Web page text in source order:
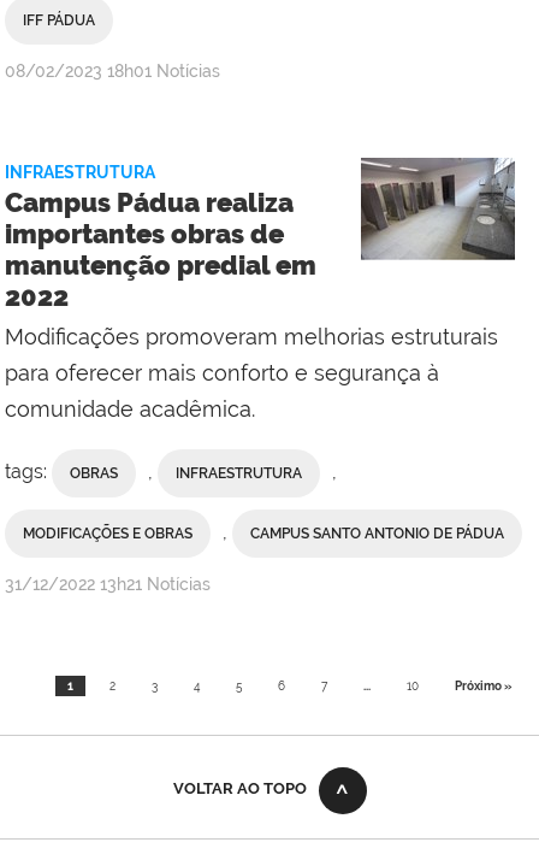
IFF PÁDUA
por
Campus
Santo
Antônio
de
Pádua
com
Social
do
Itaperuna
publicado
08/02/2023 18h01 Notícias
INFRAESTRUTURA
Campus Pádua realiza
importantes obras de
manutenção predial em
2022
Modificações promoveram melhorias estruturais
para oferecer mais conforto e segurança à
comunidade acadêmica.
tags: OBRAS , INFRAESTRUTURA ,
MODIFICAÇÕES E OBRAS , CAMPUS SANTO ANTONIO DE PÁDUA
por
Campus
e
publicado
31/12/2022 13h21 Notícias
1 2 3 4 5 6 7 ... 10 Próximo »
VOLTAR AO TOPO